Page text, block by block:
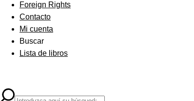
Foreign Rights
Contacto
Mi cuenta
Buscar
Lista de libros